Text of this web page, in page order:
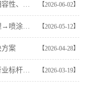
> 应用场景｜医疗器械特氟龙涂层：生物相容性、耐消毒、低摩擦 【2026-06-02】
> 技术科普｜特氟龙喷涂工艺流程：前处理→喷涂→烧结全流程 【2026-05-12】
方案 【2026-04-28】
> 专注特氟龙涂层二十二载，以匠心筑就行业标杆——齐耐润科技（上海）股份有限公司纪实 【2026-03-19】